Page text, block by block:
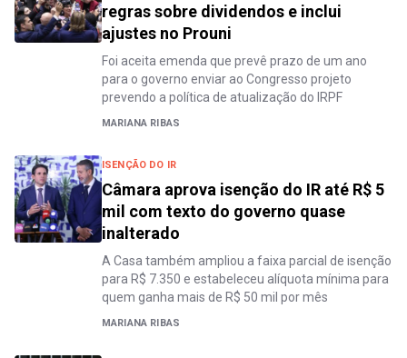
regras sobre dividendos e inclui
ajustes no Prouni
Foi aceita emenda que prevê prazo de um ano
para o governo enviar ao Congresso projeto
prevendo a política de atualização do IRPF
MARIANA RIBAS
ISENÇÃO DO IR
Câmara aprova isenção do IR até R$ 5
mil com texto do governo quase
inalterado
A Casa também ampliou a faixa parcial de isenção
para R$ 7.350 e estabeleceu alíquota mínima para
quem ganha mais de R$ 50 mil por mês
MARIANA RIBAS